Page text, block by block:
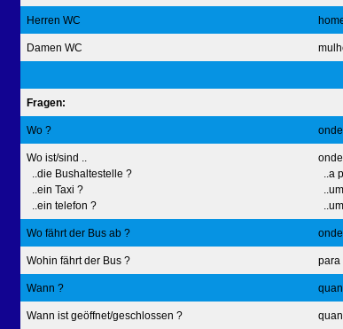
Herren WC
Damen WC
Fragen:
Wo ?
Wo ist/sind ..
..die Bushaltestelle ?
..ein Taxi ?
..ein telefon ?
..a
Wo fährt der Bus ab ?
Wohin fährt der Bus ? para
Wann ?
Wann ist geöffnet/geschlossen ?